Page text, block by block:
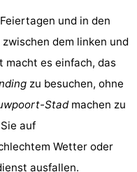
und in den
dem linken und
macht es einfach, das
zu besuchen, ohne
Stadmachen zu
auf
Wetter oder
ausfallen.